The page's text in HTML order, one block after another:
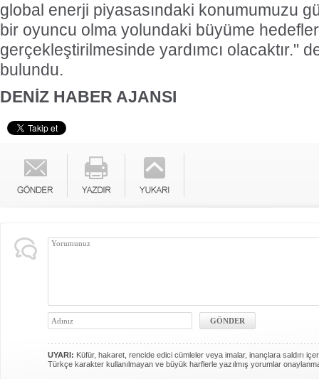
global enerji piyasasındaki konumumuzu
bir oyuncu olma yolundaki büyüme
gerçekleştirilmesinde yardımcı olacaktır."
bulundu.
DENİZ HABER AJANSI
UYARI: Küfür, hakaret, rencide edici cümleler veya imalar, inançlara saldırı
Türkçe karakter kullanılmayan ve büyük harflerle yazılmış yorumlar